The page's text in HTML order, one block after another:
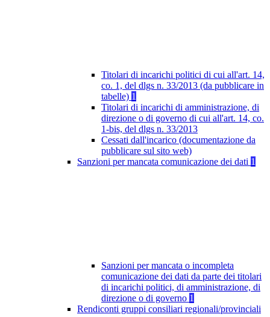
Titolari di incarichi politici di cui all'art. 14,
co. 1, del dlgs n. 33/2013 (da pubblicare in
tabelle) 1
Titolari di incarichi di amministrazione, di
direzione o di governo di cui all'art. 14, co.
1-bis, del dlgs n. 33/2013
Cessati dall'incarico (documentazione da
pubblicare sul sito web)
Sanzioni per mancata comunicazione dei dati 1
Sanzioni per mancata o incompleta
comunicazione dei dati da parte dei titolari
di incarichi politici, di amministrazione, di
direzione o di governo 1
Rendiconti gruppi consiliari regionali/provinciali